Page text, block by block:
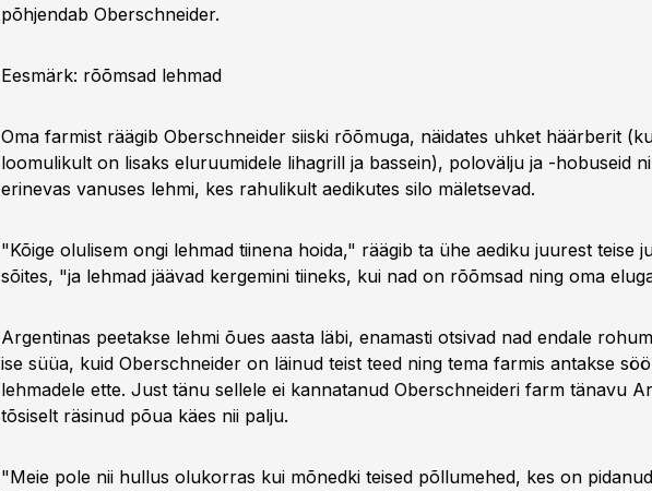
põhjendab Oberschneider.
Eesmärk: rõõmsad lehmad
Oma farmist räägib Oberschneider siiski rõõmuga, näidates uhket häärberit
loomulikult on lisaks eluruumidele lihagrill ja bassein), polovälju ja -hobuseid
erinevas vanuses lehmi, kes rahulikult aedikutes silo mäletsevad.
"Kõige olulisem ongi lehmad tiinena hoida," räägib ta ühe aediku juurest teise
sõites, "ja lehmad jäävad kergemini tiineks, kui nad on rõõmsad ning oma
Argentinas peetakse lehmi õues aasta läbi, enamasti otsivad nad endale
ise süüa, kuid Oberschneider on läinud teist teed ning tema farmis antakse
lehmadele ette. Just tänu sellele ei kannatanud Oberschneideri farm tänavu
tõsiselt räsinud põua käes nii palju.
"Meie pole nii hullus olukorras kui mõnedki teised põllumehed, kes on